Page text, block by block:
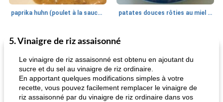
paprika huhn (poulet à la sauce paprika). patates douces rôties au miel / kumara
25min
Petit déjeuner et brunch
5. Vinaigre de riz assaisonné
Le vinaigre de riz assaisonné est obtenu en ajoutant du
sucre et du sel au vinaigre de riz ordinaire.
En apportant quelques modifications simples à votre
recette, vous pouvez facilement remplacer le vinaigre de
riz assaisonné par du vinaigre de riz ordinaire dans vos